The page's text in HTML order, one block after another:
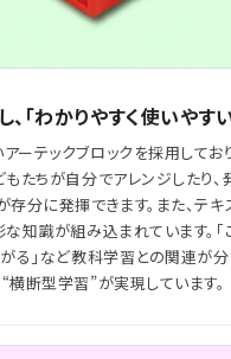
「わかりやすく使いやす
ーテックブロックを採用してお
たちが自分でアレンジしたり、
分に発揮できます。また、テキ
知識が組み込まれています。
がる」など教科学習との関連が
断型学習”が実現しています。